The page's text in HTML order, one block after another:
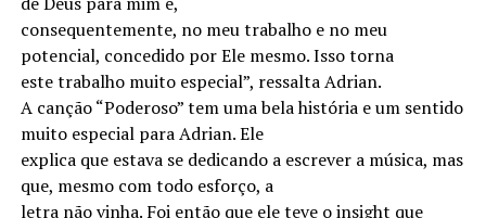
consequentemente, no meu trabalho e no meu
potencial, concedido por Ele mesmo. Isso torna
este trabalho muito especial”, ressalta Adrian.
A canção “Poderoso” tem uma bela história e um sentido
muito especial para Adrian. Ele
explica que estava se dedicando a escrever a música, mas
que, mesmo com todo esforço, a
letra não vinha. Foi então que ele teve o insight que